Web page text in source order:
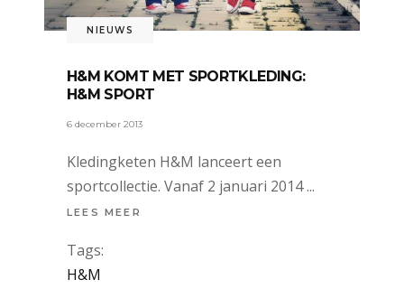
NIEUWS
H&M KOMT MET SPORTKLEDING:
H&M SPORT
6 december 2013
Kledingketen H&M lanceert een
sportcollectie. Vanaf 2 januari 2014
LEES MEER
Tags:
H&M